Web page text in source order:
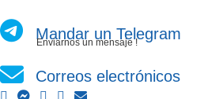
Mandar un Telegram
Enviarnos un mensaje !
Correos electrónicos